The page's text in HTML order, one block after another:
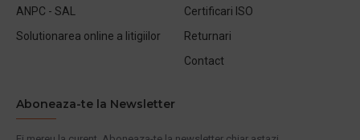
ANPC - SAL
Solutionarea online a litigiilor
Certificari ISO
Returnari
Contact
Aboneaza-te la Newsletter